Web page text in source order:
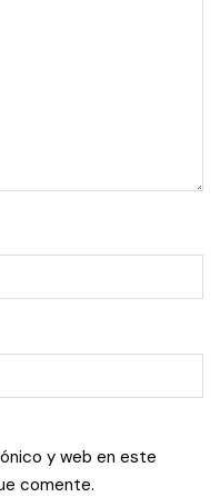
y web en este
comente.